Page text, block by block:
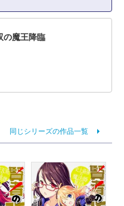
の魔王降臨
同じシリーズの作品一覧